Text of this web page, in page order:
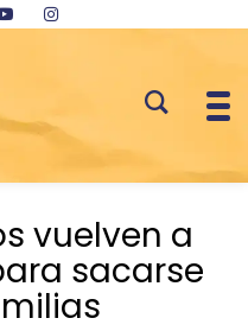
vuelven a
sacarse